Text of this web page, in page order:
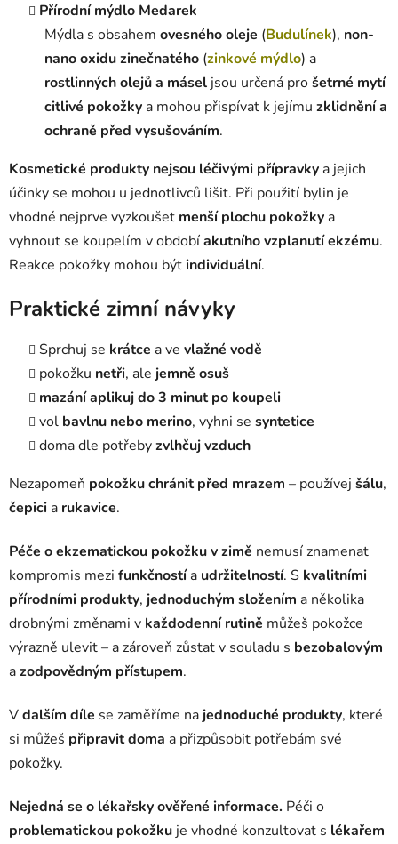
Přírodní mýdlo Medarek
Mýdla s obsahem ovesného oleje (Budulínek), non-
nano oxidu zinečnatého (zinkové mýdlo) a
rostlinných olejů a másel jsou určená prošetrné mytí
citlivé pokožky a mohou přispívat k jejímu zklidnění a
ochraně před vysušováním.
Kosmetické produkty nejsou léčivými přípravky a jejich
účinky se mohou u jednotlivců lišit. Při použití bylin je
vhodné nejprve vyzkoušet menší plochu pokožky a
vyhnout se koupelím v obdobíakutního vzplanutí ekzému.
Reakce pokožky mohou býtindividuální.
Praktické zimní návyky
Sprchuj se krátce a ve vlažné vodě
pokožku netři, ale jemně osuš
mazání aplikuj do 3 minut po koupeli
vol bavlnu nebo merino, vyhni se syntetice
doma dle potřebyzvlhčuj vzduch
Nezapomeň pokožku chránit před mrazem – používej šálu,
čepici a rukavice.
Péče o ekzematickou pokožku v zimě nemusí znamenat
kompromis mezi funkčnostía udržitelností. S kvalitními
přírodními produkty, jednoduchým složením a několika
drobnými změnami v každodenní rutině můžeš pokožce
výrazně ulevit – a zároveň zůstat v souladu s bezobalovým
azodpovědným přístupem.
Vdalším díle se zaměříme na jednoduché produkty, které
si můžeš připravit doma a přizpůsobit potřebám své
pokožky.
Nejedná se o lékařsky ověřené informace. Péči o
problematickou pokožku je vhodné konzultovat s lékařem